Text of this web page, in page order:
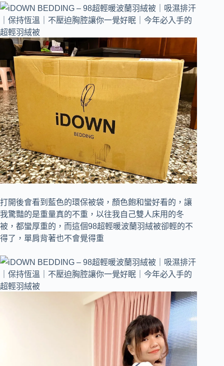
打開後會看到藍色的環保被袋，顏色飽和蠻好看的，讓
我驚豔的是重量真的不重，以往我自己雙人床用的冬
被，都蠻厚重的，而這個98超輕暖波蘭羽絨被卻輕的不
得了，單肩背著也不會覺得重